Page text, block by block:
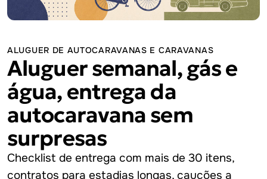
ALUGUER DE AUTOCARAVANAS E CARAVANAS
Aluguer semanal, gás e
água, entrega da
autocaravana sem
surpresas
Checklist de entrega com mais de 30 itens,
contratos para estadias longas, cauções a